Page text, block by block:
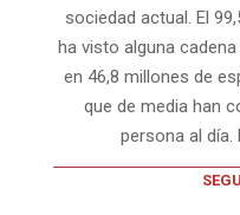
sociedad actual. El
ha visto alguna
en 46,8 millones de
que de media han
persona al día.